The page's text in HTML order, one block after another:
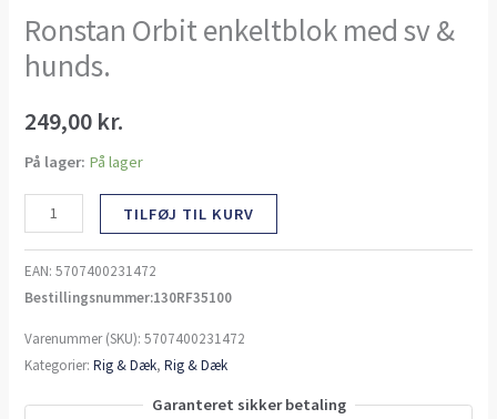
Ronstan Orbit enkeltblok med sv &
hunds.
249,00 kr.
På lager: På lager
TILFØJ TIL KURV
EAN:5707400231472
Bestillingsnummer:130RF35100
Varenummer (SKU):5707400231472
Kategorier:Rig & Dæk,Rig & Dæk
Garanteret sikker betaling